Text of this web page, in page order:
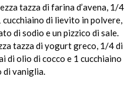
tazza di farina d’avena, 1/4
cucchiaino di lievito in polvere,
di sodio e un pizzico di sale.
tazza di yogurt greco, 1/4 di
di olio di cocco e 1 cucchiaino
vaniglia.